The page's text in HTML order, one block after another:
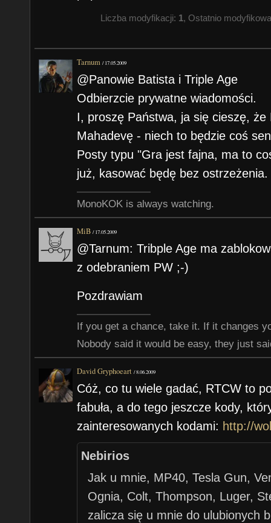
Liczba modyfikacji: 1, Ostatnio
Tarnum /17.05.2009
@Panowie Batista i Triple Age
Odbierzcie prywatne wiadomości.
I, proszę Państwa, ja się cieszę,
Mahadevę - niech to będzie coś
Posty typu "Gra jest fajna, ma to
już, kasować będę bez
MonoKOK is always watching.
MiB /17.05.2009
@Tarnum: Tribple Age ma
z odebraniem PW ;-)
Pozdrawiam
If you get a chance, take it. If it changes
Nobody said it would be easy, they just
David Gryphoeart /8.06.2009
Cóż, co tu wiele gadać, RTCW to
fabuła, a do tego jeszcze kody,
zainteresowanych kodami: http://
Nebirios
Jak u mnie, MP40, Tesla Gun,
Ognia, Colt, Thompson, Luger,
zalicza się u mnie do ulubionych